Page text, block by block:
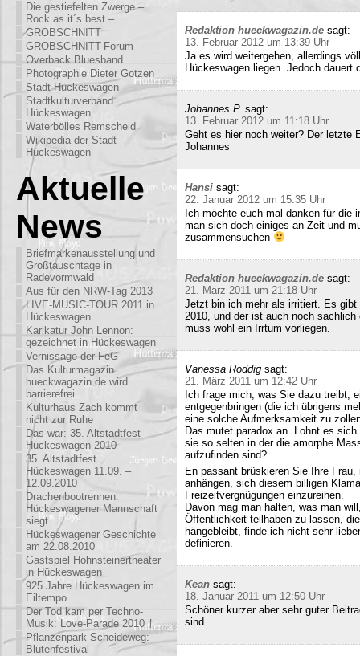
Die gestiefelten Zwerge –
Rock as it´s best –
GROBSCHNITT
GROBSCHNITT-Forum
Overback Bluesband
Photographie Dieter Gotzen
Stadt Hückeswagen
Stadtkulturverband
Hückeswagen
Waterbölles Remscheid
Wikipedia der Stadt
Hückeswagen
Aktuelle
News
Briefmarkenausstellung und
Großtauschtage in
Radevormwald
Aus für den NRW-Tag 2013
LIVE-MUSIC-TOUR 2011 in
Hückeswagen
Karikatur John Lennon:
gezeichnet in Hückeswagen
Vernissage der FeG
Das Kulturmagazin
hueckwagazin.de wird
barrierefrei
Kulturhaus Zach kommt
nicht zur Ruhe
Das war: 35. Altstadtfest
Hückeswagen 2010
35. Altstadtfest
Hückeswagen 11.09. –
12.09.2010
Drachenbootrennen:
Hückeswagener Mannschaft
siegt
Hückeswagener Geschichte
am 22.08.2010
Gastspiel Hohnsteinertheater
in Hückeswagen
925 Jahre Hückeswagen im
Eiltempo
Der Tod kam per Techno-
Musik: Love-Parade 2010 †
Pflanzenpark Scheideweg:
Blütenfestival
Redaktion hueckwagazin.de sagt:
13. Februar 2012 um 13:39 Uhr
Ja es wird weitergehen, allerdings
Hückeswagen liegen. Jedoch
Johannes P. sagt:
13. Februar 2012 um 11:18 Uhr
Geht es hier noch weiter? Der letzte
Johannes
Hansi sagt:
22. Januar 2012 um 15:35 Uhr
Ich möchte euch mal danken für die
man sich doch einiges an Zeit und
zusammensuchen
Redaktion hueckwagazin.de sagt:
21. März 2011 um 21:18 Uhr
Jetzt bin ich mehr als irritiert. Es gibt
2010, und der ist auch noch
muss wohl ein Irrtum vorliegen.
Vanessa Roddig sagt:
21. März 2011 um 12:42 Uhr
Ich frage mich, was Sie dazu treibt,
entgegenbringen (die ich übrigens
eine solche Aufmerksamkeit zu
Das mutet paradox an. Lohnt es
sie so selten in der die amorphe
aufzufinden sind?
En passant brüskieren Sie Ihre
anhängen, sich diesem billigen
Freizeitvergnügungen einzureihen.
Davon mag man halten, was man
Öffentlichkeit teilhaben zu lassen,
hängebleibt, finde ich nicht sehr
definieren.
Kean sagt:
18. Januar 2011 um 12:50 Uhr
Schöner kurzer aber sehr guter
sind.